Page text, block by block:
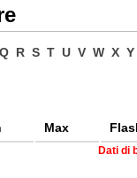
Q R S T U V W X Y
Max
Dati di